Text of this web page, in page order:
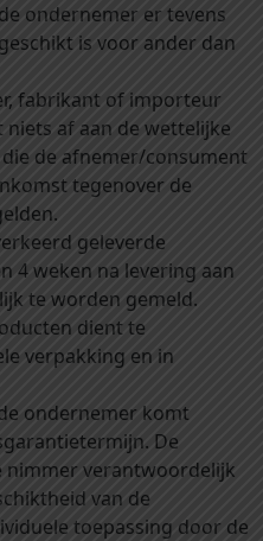
ondernemer er tevens
is voor ander dan
fabrikant of importeur
af aan de wettelijke
de afnemer/consument
tegenover de
geleverde
4 weken na levering aan
te worden gemeld.
dient te
verpakking en in
ondernemer komt
De
nimmer verantwoordelijk
van de
toepassing door de